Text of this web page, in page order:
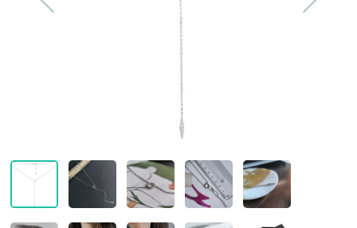
Серебряные цепочки
Серебряные аксессуары
Серебряные сувениры